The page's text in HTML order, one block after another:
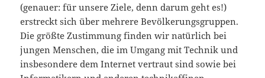
(genauer: für unsere Ziele, denn darum geht es!)
erstreckt sich über mehrere Bevölkerungsgruppen.
Die größte Zustimmung finden wir natürlich bei
jungen Menschen, die im Umgang mit Technik und
insbesondere dem Internet vertraut sind sowie bei